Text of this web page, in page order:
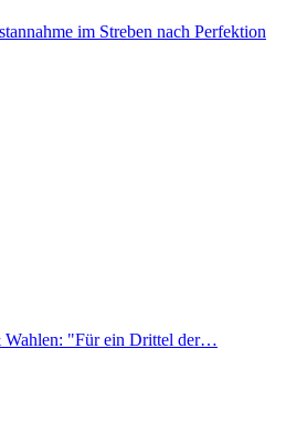
im Streben nach Perfektion
Wahlen: "Für ein Drittel der…